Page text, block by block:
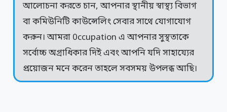
আলোচনা করতে চান, আপনার স্থানীয় স্বাস্থ্য বিভাগ
বা কমিউনিটি কাউন্সেলিং সেবার সাথে যোগাযোগ
করুন। আমরা 0ccupation এ আপনার সুস্থতাকে
সর্বোচ্চ অগ্রাধিকার দিই এবং আপনি যদি সাহায্যের
প্রয়োজন মনে করেন তাহলে সবসময় উপলব্ধ আছি।